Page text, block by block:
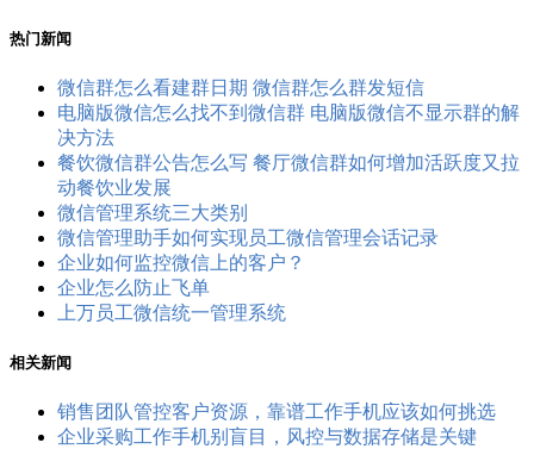
热门新闻
微信群怎么看建群日期 微信群怎么群发短信
电脑版微信怎么找不到微信群 电脑版微信不显示群的解
决方法
餐饮微信群公告怎么写 餐厅微信群如何增加活跃度又拉
动餐饮业发展
微信管理系统三大类别
微信管理助手如何实现员工微信管理会话记录
企业如何监控微信上的客户？
企业怎么防止飞单
上万员工微信统一管理系统
相关新闻
销售团队管控客户资源，靠谱工作手机应该如何挑选
企业采购工作手机别盲目，风控与数据存储是关键